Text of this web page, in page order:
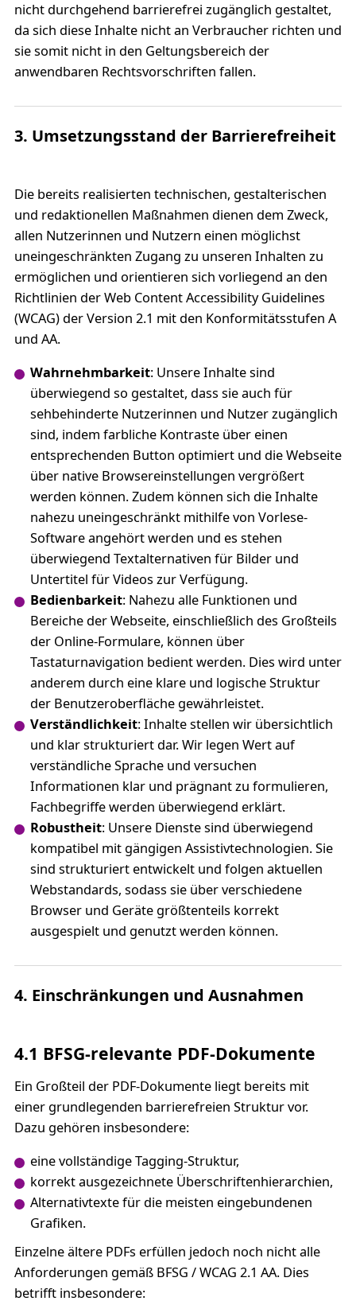
nicht durchgehend barrierefrei zugänglich gestaltet,
da sich diese Inhalte nicht an Verbraucher richten und
sie somit nicht in den Geltungsbereich der
anwendbaren Rechtsvorschriften fallen.
3. Umsetzungsstand der Barrierefreiheit
Die bereits realisierten technischen, gestalterischen
und redaktionellen Maßnahmen dienen dem Zweck,
allen Nutzerinnen und Nutzern einen möglichst
uneingeschränkten Zugang zu unseren Inhalten zu
ermöglichen und orientieren sich vorliegend an den
Richtlinien der Web Content Accessibility Guidelines
(WCAG) der Version 2.1 mit den Konformitätsstufen A
und AA.
Wahrnehmbarkeit: Unsere Inhalte sind
überwiegend so gestaltet, dass sie auch für
sehbehinderte Nutzerinnen und Nutzer zugänglich
sind, indem farbliche Kontraste über einen
entsprechenden Button optimiert und die Webseite
über native Browsereinstellungen vergrößert
werden können. Zudem können sich die Inhalte
nahezu uneingeschränkt mithilfe von Vorlese-
Software angehört werden und es stehen
überwiegend Textalternativen für Bilder und
Untertitel für Videos zur Verfügung.
Bedienbarkeit: Nahezu alle Funktionen und
Bereiche der Webseite, einschließlich des Großteils
der Online-Formulare, können über
Tastaturnavigation bedient werden. Dies wird unter
anderem durch eine klare und logische Struktur
der Benutzeroberfläche gewährleistet.
Verständlichkeit: Inhalte stellen wir übersichtlich
und klar strukturiert dar. Wir legen Wert auf
verständliche Sprache und versuchen
Informationen klar und prägnant zu formulieren,
Fachbegriffe werden überwiegend erklärt.
Robustheit: Unsere Dienste sind überwiegend
kompatibel mit gängigen Assistivtechnologien. Sie
sind strukturiert entwickelt und folgen aktuellen
Webstandards, sodass sie über verschiedene
Browser und Geräte größtenteils korrekt
ausgespielt und genutzt werden können.
4. Einschränkungen und Ausnahmen
4.1 BFSG-relevante PDF-Dokumente
Ein Großteil der PDF-Dokumente liegt bereits mit
einer grundlegenden barrierefreien Struktur vor.
Dazu gehören insbesondere:
eine vollständige Tagging-Struktur,
korrekt ausgezeichnete Überschriftenhierarchien,
Alternativtexte für die meisten eingebundenen
Grafiken.
Einzelne ältere PDFs erfüllen jedoch noch nicht alle
Anforderungen gemäß BFSG / WCAG 2.1 AA. Dies
betrifft insbesondere: